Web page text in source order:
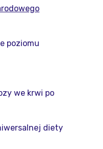
poziomu
we krwi po
diety